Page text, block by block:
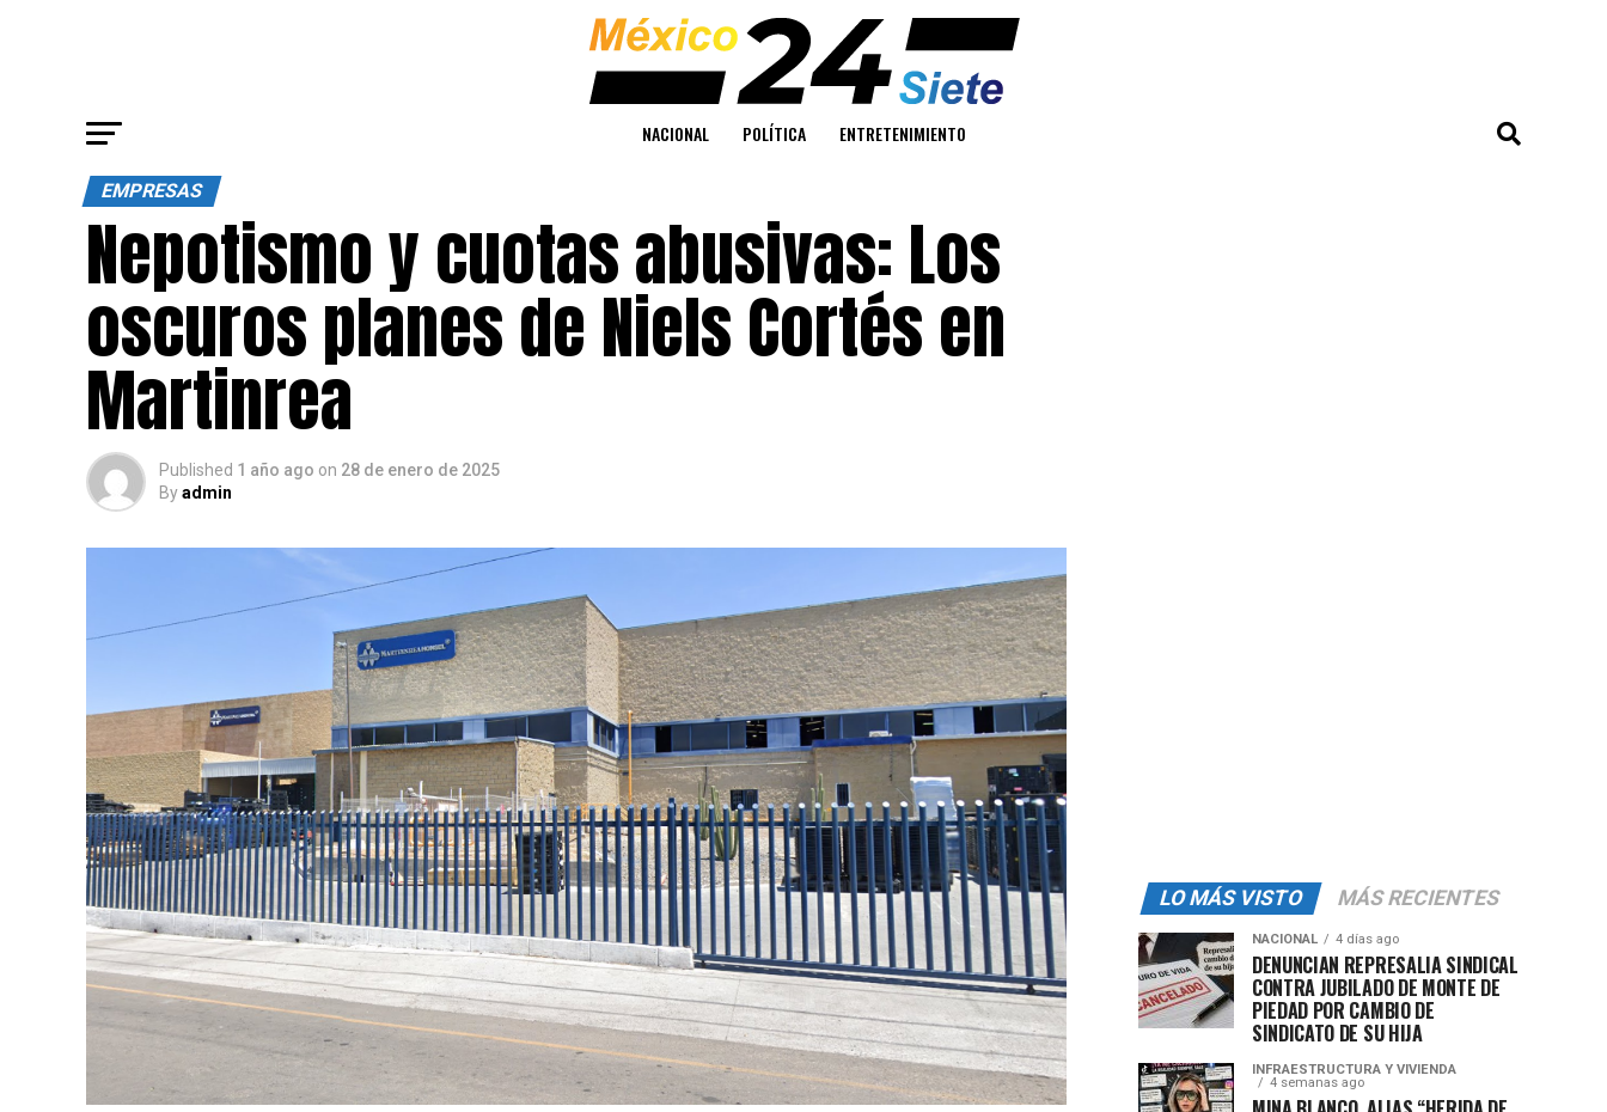
NACIONAL POLÍTICA ENTRETENIMIENTO
EMPRESAS
Nepotismo y cuotas abusivas: Los
oscuros planes de Niels Cortés en
Martinrea
Published 1 año ago on 28 de enero de 2025
Byadmin
LO MÁS VISTO MÁS RECIENTES
NACIONAL 4 días ago
DENUNCIAN REPRESALIA SINDICAL
CONTRA JUBILADO DE MONTE DE
PIEDAD POR CAMBIO DE
SINDICATO DE SU HIJA
INFRAESTRUCTURA Y VIVIENDA
4 semanas ago